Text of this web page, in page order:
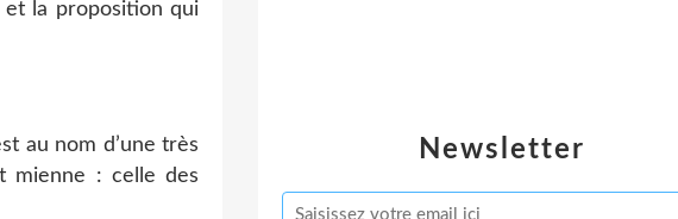
et la proposition qui
au nom d’une très
mienne : celle des
Newsletter